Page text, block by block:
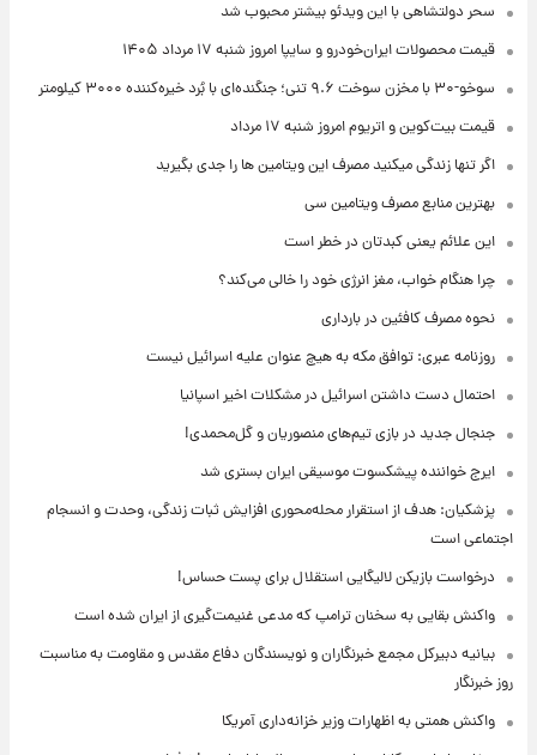
سحر دولتشاهی با این ویدئو بیشتر محبوب شد
قیمت محصولات ایران‌خودرو و سایپا امروز شنبه ۱۷ مرداد ۱۴۰۵
سوخو-۳۰ با مخزن سوخت ۹.۶ تنی؛ جنگنده‌ای با بُرد خیره‌کننده ۳۰۰۰ کیلومتر
قیمت بیت‌کوین و اتریوم امروز شنبه ۱۷ مرداد
اگر تنها زندگی میکنید مصرف این ویتامین ها را جدی بگیرید
بهترین منابع مصرف ویتامین سی
این علائم یعنی کبدتان در خطر است
چرا هنگام خواب، مغز انرژی خود را خالی می‌کند؟
نحوه مصرف کافئین در بارداری
روزنامه عبری: توافق مکه به هیچ عنوان علیه اسرائیل نیست
احتمال دست داشتن اسرائیل در مشکلات اخیر اسپانیا
جنجال جدید در بازی تیم‌های منصوریان و گل‌محمدی!
ایرج خواننده پیشکسوت موسیقی ایران بستری شد
پزشکیان: هدف از استقرار محله‌محوری افزایش ثبات زندگی، وحدت و انسجام
اجتماعی است
درخواست بازیکن لالیگایی استقلال برای پست حساس!
واکنش بقایی به سخنان ترامپ که مدعی غنیمت‌گیری از ایران شده است
بیانیه دبیرکل مجمع خبرنگاران و نویسندگان دفاع مقدس و مقاومت به مناسبت
روز خبرنگار
واکنش همتی به اظهارات وزیر خزانه‌داری آمریکا